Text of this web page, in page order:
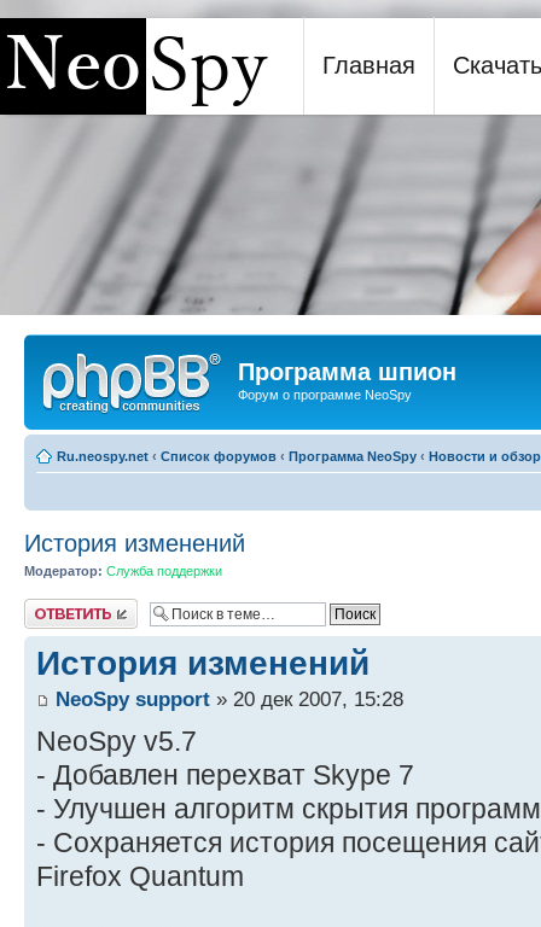
Программа шпион NeoSpy
Главная Скачать
Программа шпион
Форум о программе NeoSpy
Ru.neospy.net ‹ Список форумов ‹ Программа NeoSpy ‹ Новости и
История изменений
Модератор: Служба поддержки
Ответить
История изменений
NeoSpy support » 20 дек 2007, 15:28
NeoSpy v5.7
- Добавлен перехват Skype 7
- Улучшен алгоритм скрытия
- Сохраняется история посещения
Firefox Quantum